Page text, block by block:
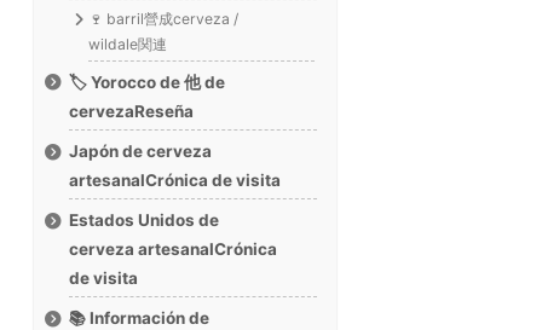
🍷 barril營成cerveza /
wildale関連
🏷️ Yorocco de 他 de
cervezaReseña
Japón de cerveza
artesanalCrónica de visita
Estados Unidos de
cerveza artesanalCrónica
de visita
📚 Información de